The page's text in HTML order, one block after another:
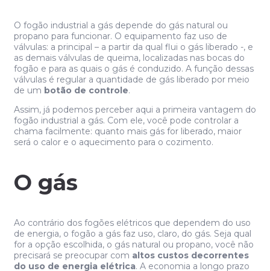
O fogão industrial a gás depende do gás natural ou
propano para funcionar. O equipamento faz uso de
válvulas: a principal – a partir da qual flui o gás liberado -, e
as demais válvulas de queima, localizadas nas bocas do
fogão e para as quais o gás é conduzido. A função dessas
válvulas é regular a quantidade de gás liberado por meio
de um botão de controle.
Assim, já podemos perceber aqui a primeira vantagem do
fogão industrial a gás. Com ele, você pode controlar a
chama facilmente: quanto mais gás for liberado, maior
será o calor e o aquecimento para o cozimento.
O gás
Ao contrário dos fogões elétricos que dependem do uso
de energia, o fogão a gás faz uso, claro, do gás. Seja qual
for a opção escolhida, o gás natural ou propano, você não
precisará se preocupar com altos custos decorrentes
do uso de energia elétrica. A economia a longo prazo